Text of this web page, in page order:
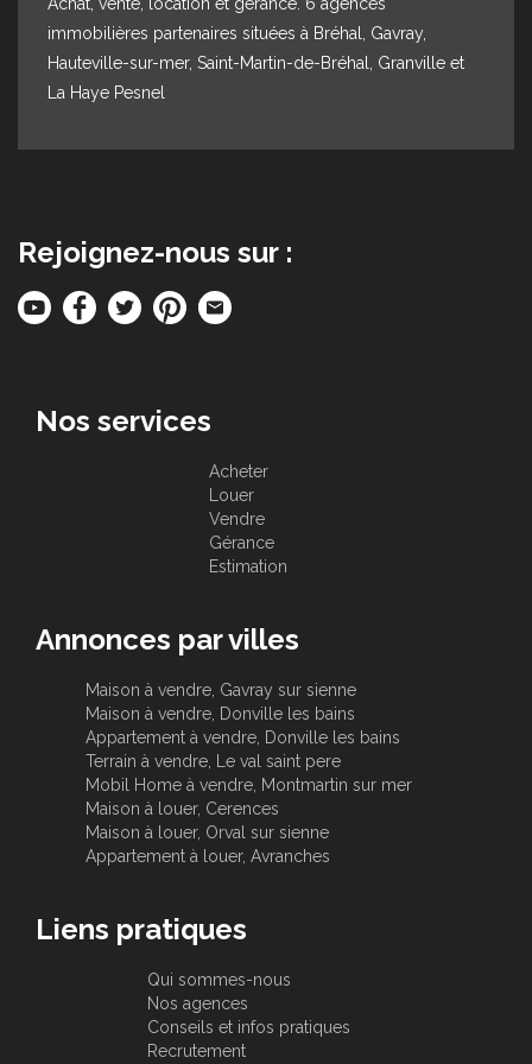
immobilières partenaires situées à Bréhal, Gavray,
Hauteville-sur-mer, Saint-Martin-de-Bréhal, Granville et
La Haye Pesnel
Rejoignez-nous sur :
Nos services
Acheter
Louer
Vendre
Gérance
Estimation
Annonces par villes
Maison à vendre, Gavray sur sienne
Maison à vendre, Donville les bains
Appartement à vendre, Donville les bains
Terrain à vendre, Le val saint pere
Mobil Home à vendre, Montmartin sur mer
Maison à louer, Cerences
Maison à louer, Orval sur sienne
Appartement à louer, Avranches
Liens pratiques
Qui sommes-nous
Nos agences
Conseils et infos pratiques
Recrutement